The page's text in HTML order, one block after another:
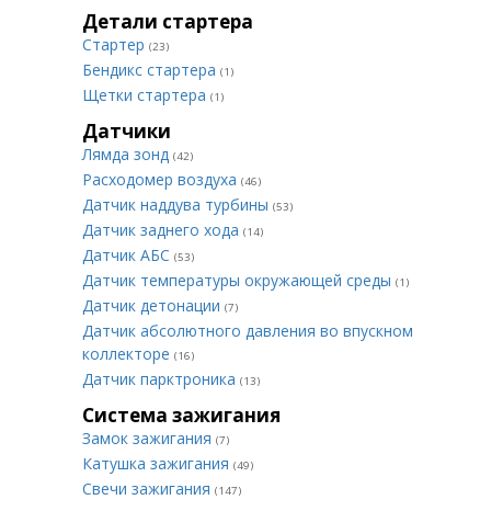
Детали стартера
Стартер (23)
Бендикс стартера (1)
Щетки стартера (1)
Датчики
Лямда зонд (42)
Расходомер воздуха (46)
Датчик наддува турбины (53)
Датчик заднего хода (14)
Датчик АБС (53)
Датчик температуры окружающей среды (1)
Датчик детонации (7)
Датчик абсолютного давления во впускном
коллекторе (16)
Датчик парктроника (13)
Система зажигания
Замок зажигания (7)
Катушка зажигания (49)
Свечи зажигания (147)